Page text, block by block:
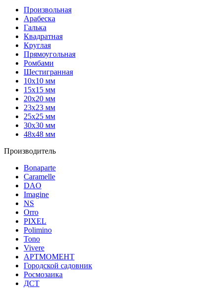
Произвольная
Арабеска
Галька
Квадратная
Круглая
Прямоугольная
Ромбами
Шестигранная
10х10 мм
15х15 мм
20х20 мм
23х23 мм
25х25 мм
30х30 мм
48х48 мм
Производитель
Bonaparte
Caramelle
DAO
Imagine
NS
Orro
PIXEL
Polimino
Tono
Vivere
АРТМОМЕНТ
Городской садовник
Росмозаика
ДСТ